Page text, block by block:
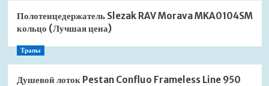
Полотенцедержатель Slezak RAV Morava MKA0104SM
кольцо (Лучшая цена)
Трапы
Душевой лоток Pestan Confluo Frameless Line 950